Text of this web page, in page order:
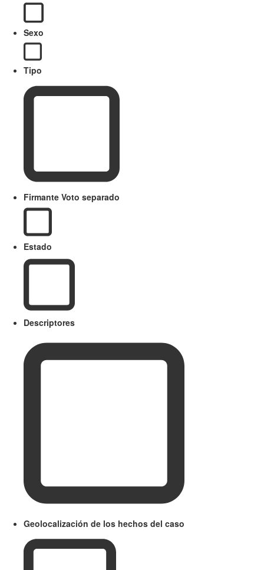
Sexo
Tipo
Firmante Voto separado
Estado
Descriptores
Geolocalización de los hechos del caso